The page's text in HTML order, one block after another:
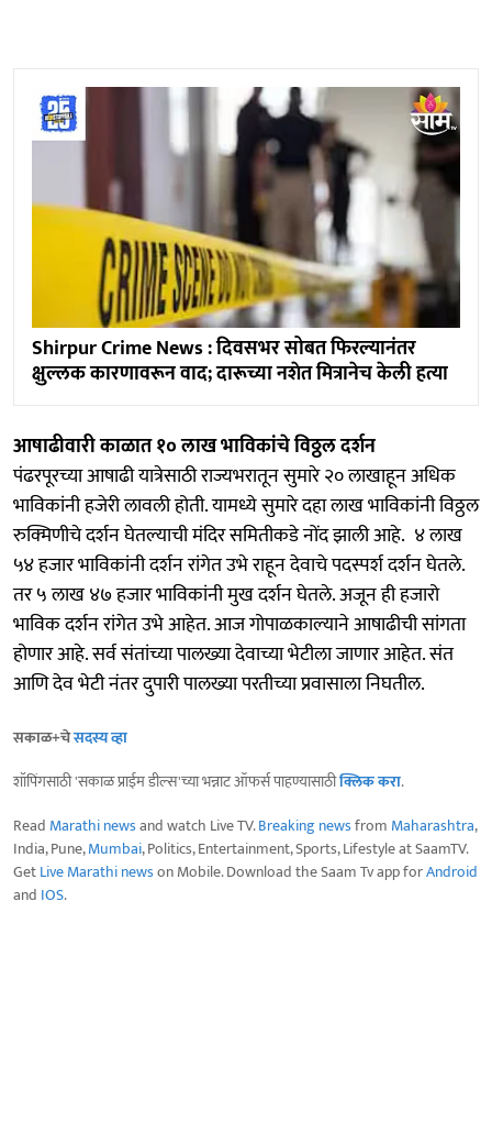
Shirpur Crime News : दिवसभर सोबत फिरल्यानंतर
क्षुल्लक कारणावरून वाद; दारूच्या नशेत मित्रानेच केली हत्या
आषाढीवारी काळात १० लाख भाविकांचे विठ्ठल दर्शन
पंढरपूरच्या आषाढी यात्रेसाठी राज्यभरातून सुमारे २० लाखाहून अधिक
भाविकांनी हजेरी लावली होती. यामध्ये सुमारे दहा लाख भाविकांनी विठ्ठल
रुक्मिणीचे दर्शन घेतल्याची मंदिर समितीकडे नोंद झाली आहे. ४ लाख
५४ हजार भाविकांनी दर्शन रांगेत उभे राहून देवाचे पदस्पर्श दर्शन घेतले.
तर ५ लाख ४७ हजार भाविकांनी मुख दर्शन घेतले. अजून ही हजारो
भाविक दर्शन‌ रांगेत उभे आहेत. आज गोपाळकाल्याने आषाढीची सांगता
होणार आहे. सर्व संतांच्या पालख्या देवाच्या भेटीला जाणार आहेत. संत
आणि देव भेटी नंतर दुपारी पालख्या परतीच्या प्रवासाला निघतील.
सकाळ+चेसदस्य व्हा
शॉपिंगसाठी 'सकाळ प्राईम डील्स'च्या भन्नाट ऑफर्स पाहण्यासाठीक्लिक करा.
Read Marathi newsand watch Live TV.Breaking newsfrom Maharashtra,
India, Pune,Mumbai, Politics, Entertainment, Sports, Lifestyle at SaamTV.
GetLive Marathi newson Mobile. Download the Saam Tv app forAndroid
and IOS.